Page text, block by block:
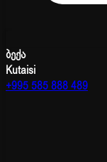
ბექა
Kutaisi
+995 585 888 489